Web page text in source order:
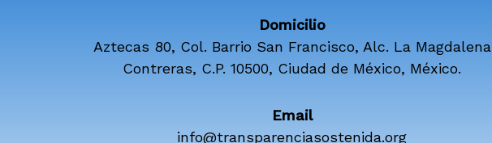
Domicilio
Aztecas 80, Col. Barrio San Francisco, Alc. La Magdalena
Contreras, C.P. 10500, Ciudad de México, México.
Email
info@transparenciasostenida.org